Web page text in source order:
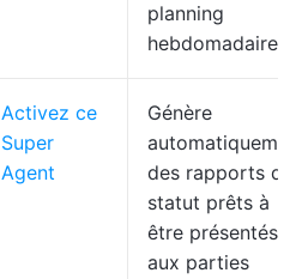
planning
hebdomadaire
Activez ce
Super
Agent
Génère
des rapports de
statut prêts à
être présentés
aux parties